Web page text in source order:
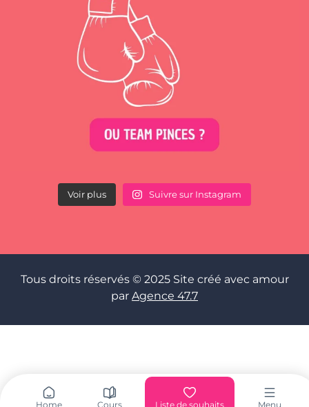
Home Cours Liste de souhaits Menu
Voir plus Suivre sur Instagram
Tous droits réservés © 2025 Site créé avec amour
par Agence 47.7